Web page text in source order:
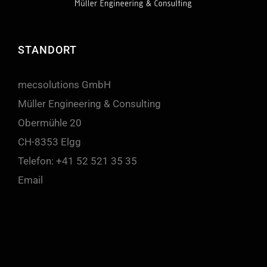
STANDORT
mecsolutions GmbH
Müller Engineering & Consulting
Obermühle 20
CH-8353 Elgg
Telefon: +41 52 521 35 35
Email